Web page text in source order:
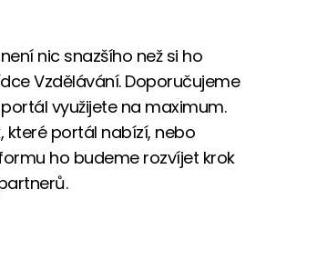
nic snazšího než si ho
Vzdělávání. Doporučujeme
využijete na maximum.
které portál nabízí, nebo
ho budeme rozvíjet krok